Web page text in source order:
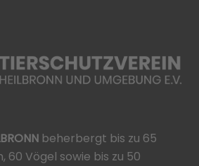
beherbergt bis zu 65
60 Vögel sowie bis zu 50